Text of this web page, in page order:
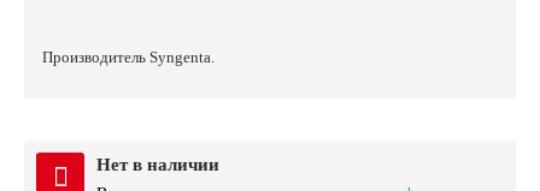
Производитель Syngenta.
Нет в наличии